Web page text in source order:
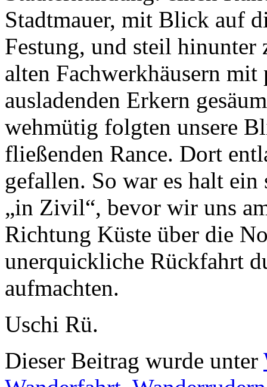
Stadtmauer, mit Blick auf
Festung, und steil hinunter
alten Fachwerkhäusern
ausladenden Erkern
wehmütig folgten unsere
fließenden Rance. Dort
gefallen. So war es halt
„in Zivil“, bevor wir uns
Richtung Küste über die
unerquickliche Rückfahrt
aufmachten.
Uschi Rü.
Dieser Beitrag wurde unter